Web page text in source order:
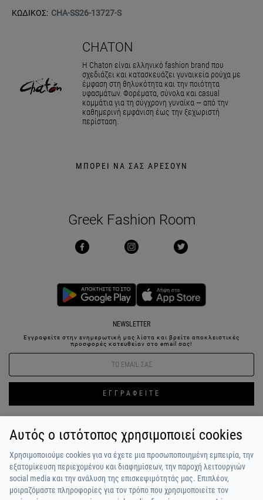
ΚΩΔΙΚΟΣ: CHA-SS26-13727-S
CHATON
Η Chaton είναι ελληνικό fashion brand που
σχεδιάζει και κατασκευάζει γυναικεία ρούχα με
έμφαση στη θηλυκότητα και την ποιότητα
υφασμάτων. Φορέματα, σύνολα και casual
κομμάτια για τη σύγχρονη γυναίκα — από την
καθημερινή εμφάνιση έως την ξεχωριστή
περίσταση.
ΜΠΟΡΕΙ ΝΑ ΣΑΣ ΑΡΕΣΟΥΝ
Greek Fashion Room
NEWSLETTER
Εγγραφείτε στην ενημερωτική μας λίστα και βρείτε αποκλειστικές
προσφορές κατευθείαν στο email σας!
ΕΓΓΡΑΦΕΙΤΕ
ΣΥΝΔΕΣΗ / ΕΓΓΡΑΦΗ ΑΓΑΠΗΜΕΝΑ ΕΠΙΚΟΙΝΩΝΙΑ
ΟΡΟΙ ΧΡΗΣΗΣ
ΠΟΙΟΙ ΕΙΜΑΣΤΕ
ΠΛΗΡΩΜΗ / ΑΠΟΣΤΟΛΗ
ΠΟΛΙΤΙΚΗ ΑΠΟΡΡΗΤΟΥ
Η ΟΜΑΔΑ
ΣΧΟΛΙΑ
ΠΕΛΑΤΩΝ
Αυτός ο ιστότοπος χρησιμοποιεί cookies
Χρησιμοποιούμε cookies για να έχετε μια προσωποποιημένη εμπειρία, την
εξατομίκευση περιεχομένου και διαφημίσεων, την παροχή λειτουργιών
social media και την ανάλυση της επισκεψιμότητάς μας. Επιπλέον,
μοιραζόμαστε πληροφορίες για τον τρόπο που χρησιμοποιείτε τον